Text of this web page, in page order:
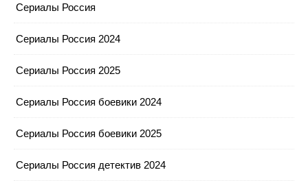
Сериалы Россия
Сериалы Россия 2024
Сериалы Россия 2025
Сериалы Россия боевики 2024
Сериалы Россия боевики 2025
Сериалы Россия детектив 2024